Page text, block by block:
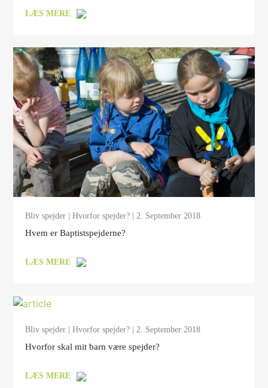
LÆS MERE
Bliv spejder |Hvorfor spejder? | 2. September 2018
Hvem er Baptistspejderne?
LÆS MERE
Bliv spejder |Hvorfor spejder? | 2. September 2018
Hvorfor skal mit barn være spejder?
LÆS MERE